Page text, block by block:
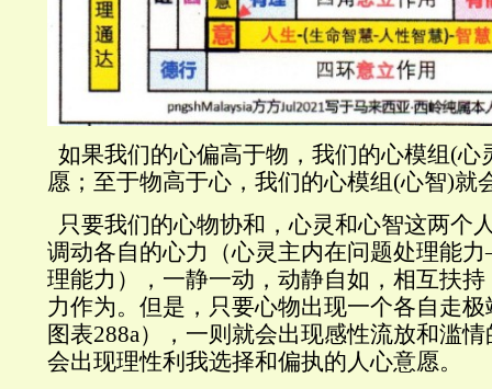
如果我们的心偏高于物，我们的心模组(心
愿；至于物高于心，我们的心模组(心智)就
只要我们的心物协和，心灵和心智这两个
调动各自的心力（心灵主内在问题处理能力
理能力），一静一动，动静自如，相互扶
力作为。但是，只要心物出现一个各自走
图表288a），一则就会出现感性流放和滥
会出现理性利我选择和偏执的人心意愿。